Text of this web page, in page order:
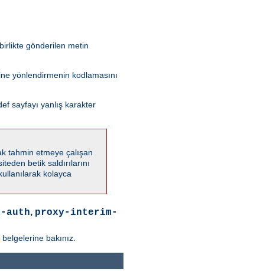
gönderilen metin
yönlendirmenin kodlamasını
sayfayı yanlış karakter
tahmin etmeye çalışan
betik saldırılarını
kolayca
auth, proxy-interim-
belgelerine bakınız.